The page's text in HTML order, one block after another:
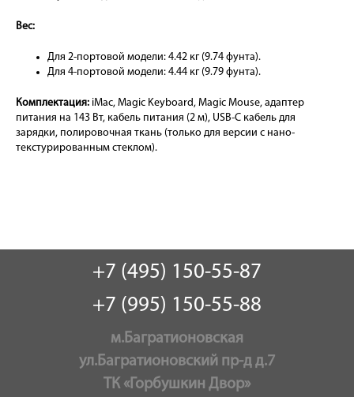
Вес:
Для 2-портовой модели: 4.42 кг (9.74 фунта).
Для 4-портовой модели: 4.44 кг (9.79 фунта).
Комплектация: iMac, Magic Keyboard, Magic Mouse, адаптер
питания на 143 Вт, кабель питания (2 м), USB-C кабель для
зарядки, полировочная ткань (только для версии с нано-
текстурированным стеклом).
+7 (495) 150-55-87
+7 (995) 150-55-88
м.Багратионовская
ул.Багратионовский пр-д д.7
ТК «Горбушкин Двор»